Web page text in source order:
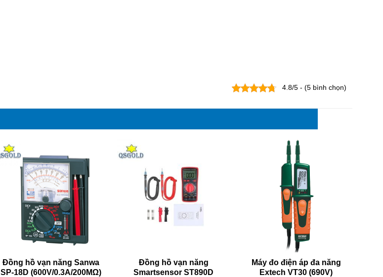
4.8/5 - (5 bình chọn)
Đồng hồ vạn năng Sanwa
SP-18D (600V/0.3A/200MΩ)
Đồng hồ vạn năng
Smartsensor ST890D
Máy đo điện áp đa năng
Extech VT30 (690V)